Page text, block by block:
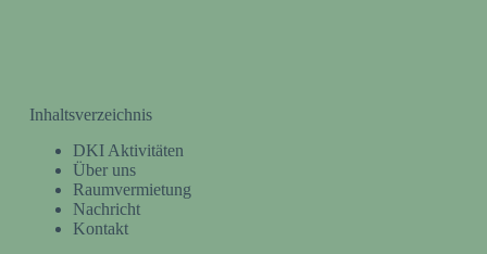
Inhaltsverzeichnis
DKI Aktivitäten
Über uns
Raumvermietung
Nachricht
Kontakt